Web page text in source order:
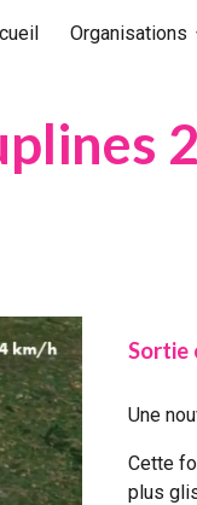
Organisations
Sortie
Une
Cette
plus